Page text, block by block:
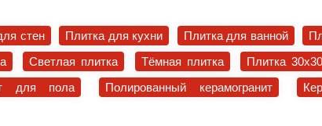
стен Плитка для кухни Плитка для ванной
Светлая плитка Тёмная плитка Плитка 30x30
для пола Полированный керамогранит